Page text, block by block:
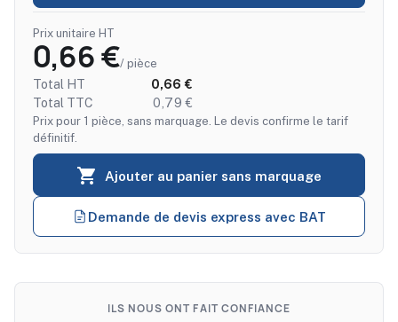
Prix unitaire HT
0,66 €/ pièce
Total HT
0,66 €
Total TTC
0,79 €
Prix pour 1 pièce, sans marquage. Le devis confirme le tarif
définitif.
 Ajouter au panier sans marquage
Demande de devis express avec BAT
ILS NOUS ONT FAIT CONFIANCE